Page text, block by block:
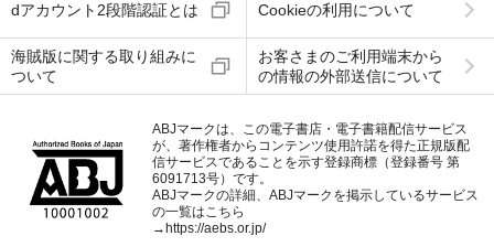
dアカウント2段階認証とは Cookieの利用について
海賊版に関する取り組みに
ついて
お客さまのご利用端末から
の情報の外部送信について
ABJマークは、この電子書店・電子書籍配信サービス
が、著作権者からコンテンツ使用許諾を得た正規版配
信サービスであることを示す登録商標（登録番号 第
6091713号）です。
ABJマークの詳細、ABJマークを掲示しているサービス
の一覧はこちら
→ https://aebs.or.jp/